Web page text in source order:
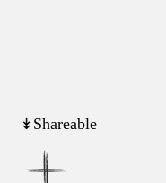
↡Shareable